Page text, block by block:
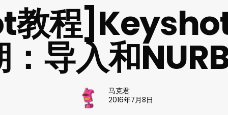
教程
：导入和
马克君
2016年7月8日